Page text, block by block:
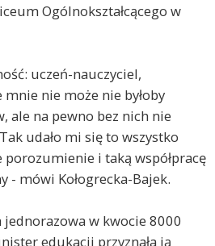
Ogólnokształcącego w
uczeń-nauczyciel,
nie może nie byłoby
ale na pewno bez nich nie
udało mi się to wszystko
porozumienie i taką współpracę
- mówi Kołogrecka-Bajek.
w kwocie 8000
edukacji przyznała ją